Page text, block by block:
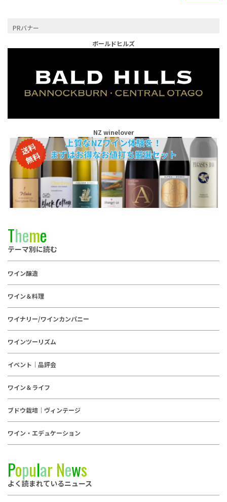
PRバナー
ボールドヒルズ
NZ winelover
Theme
テーマ別に読む
ワイン醸造
ワイン＆料理
ワイナリー/ワインカンパニー
ワインツーリズム
イベント｜品評会
ワイン＆ライフ
ブドウ栽培｜ヴィンテージ
ワイン・エデュケーション
Popular News
よく読まれているニュース